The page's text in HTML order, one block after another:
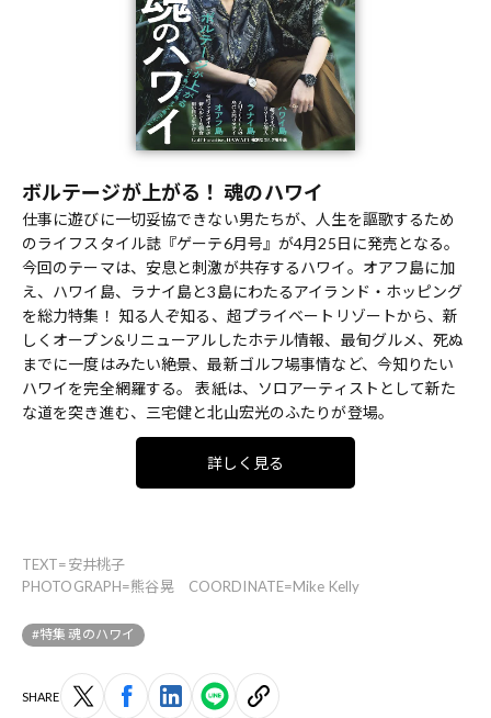
ボルテージが上がる！ 魂のハワイ
仕事に遊びに一切妥協できない男たちが、人生を謳歌するため
のライフスタイル誌『ゲーテ6月号』が4月25日に発売となる。
今回のテーマは、安息と刺激が共存するハワイ。オアフ島に加
え、ハワイ島、ラナイ島と3島にわたるアイランド・ホッピング
を総力特集！ 知る人ぞ知る、超プライベートリゾートから、新
しくオープン&リニューアルしたホテル情報、最旬グルメ、死ぬ
までに一度はみたい絶景、最新ゴルフ場事情など、今知りたい
ハワイを完全網羅する。 表紙は、ソロアーティストとして新た
な道を突き進む、三宅健と北山宏光のふたりが登場。
詳しく見る
TEXT=安井桃子
PHOTOGRAPH=熊谷晃 COORDINATE=Mike Kelly
#特集 魂のハワイ
SHARE